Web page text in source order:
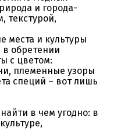
и города-
текстурой,
места и культуры
в обретении
с цветом:
племенные узоры
специй – вот лишь
в чем угодно: в